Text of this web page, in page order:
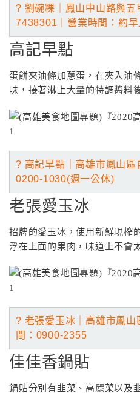
? 劉碗粿｜鳳山中山路與五
7438301 ｜營業 時間：約
高記早點
蛋餅夾油條加蔥蛋，在夾入油
味，接著淋上大量的特調醬料
? 高記早點｜高雄市鳳山區
0200-1030(週一公休)
老張愛玉冰
招牌的愛玉冰，使用新鮮現榨
浮在上面的果肉，味道上不會
? 老張愛玉冰｜高雄市鳳山
間：0900-2355
佳佳香鍋貼
鍋貼分別有韭菜、高麗菜以及